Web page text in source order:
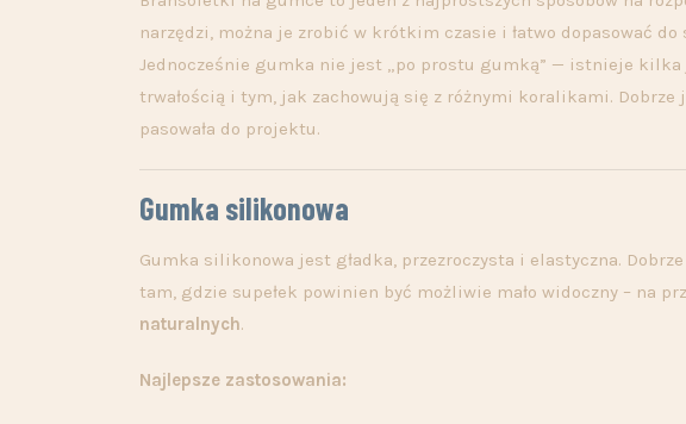
narzędzi, można je zrobić w krótkim czasie i łatwo dopasować
Jednocześnie gumka nie jest „po prostu gumką” — istnieje
trwałością i tym, jak zachowują się z różnymi koralikami. Dobrze
pasowała do projektu.
Gumka silikonowa
Gumka silikonowa jest gładka, przezroczysta i elastyczna.
tam, gdzie supełek powinien być możliwie mało widoczny – na
naturalnych.
Najlepsze zastosowania: